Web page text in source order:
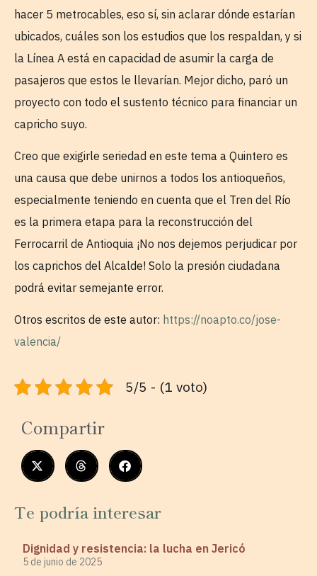
hacer 5 metrocables, eso sí, sin aclarar dónde estarían
ubicados, cuáles son los estudios que los respaldan, y si
la Línea A está en capacidad de asumir la carga de
pasajeros que estos le llevarían. Mejor dicho, paró un
proyecto con todo el sustento técnico para financiar un
capricho suyo.
Creo que exigirle seriedad en este tema a Quintero es
una causa que debe unirnos a todos los antioqueños,
especialmente teniendo en cuenta que el Tren del Río
es la primera etapa para la reconstrucción del
Ferrocarril de Antioquia ¡No nos dejemos perjudicar por
los caprichos del Alcalde! Solo la presión ciudadana
podrá evitar semejante error.
Otros escritos de este autor: https://noapto.co/jose-
valencia/
5/5 - (1 voto)
Compartir
Te podría interesar
Dignidad y resistencia: la lucha en Jericó
5 de junio de 2025